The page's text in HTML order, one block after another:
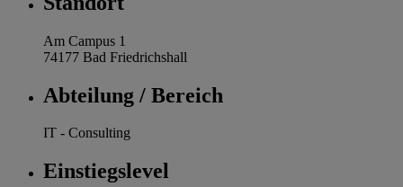
Am Campus 1
74177 Bad Friedrichshall
Abteilung / Bereich
IT - Consulting
Einstiegslevel